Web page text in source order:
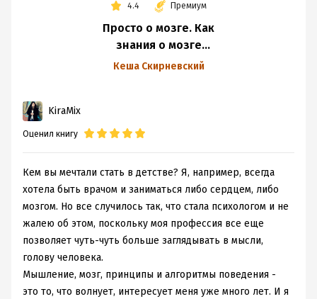
4.4 Премиум
Просто о мозге. Как
знания о мозге
помогают получить
Кеша Скирневский
KiraMix
Оценил книгу
Кем вы мечтали стать в детстве? Я, например, всегда
хотела быть врачом и заниматься либо сердцем, либо
мозгом. Но все случилось так, что стала психологом и не
жалею об этом, поскольку моя профессия все еще
позволяет чуть-чуть больше заглядывать в мысли,
голову человека.
Мышление, мозг, принципы и алгоритмы поведения -
это то, что волнует, интересует меня уже много лет. И я